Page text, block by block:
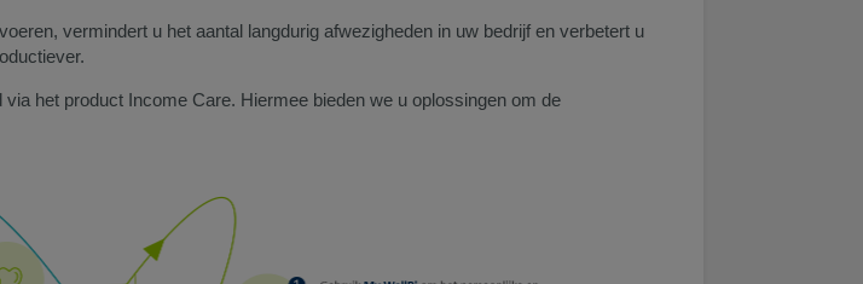
vermindert u het aantal langdurig afwezigheden in uw bedrijf en verbetert u
het product Income Care. Hiermee bieden we u oplossingen om de